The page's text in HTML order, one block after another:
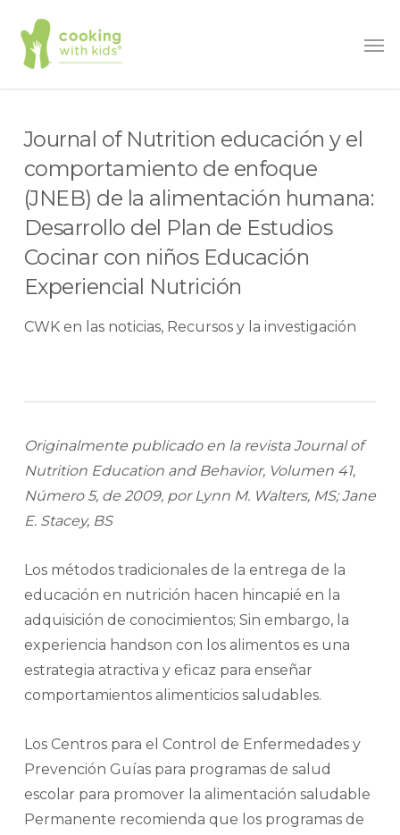
contenido
Journal of Nutrition educación y el
comportamiento de enfoque
(JNEB) de la alimentación humana:
Desarrollo del Plan de Estudios
Cocinar con niños Educación
Experiencial Nutrición
CWK en las noticias, Recursos y la investigación
Originalmente publicado en la revista Journal of
Nutrition Education and Behavior, Volumen 41,
Número 5, de 2009, por Lynn M. Walters, MS; Jane
E. Stacey, BS
Los métodos tradicionales de la entrega de la
educación en nutrición hacen hincapié en la
adquisición de conocimientos; Sin embargo, la
experiencia handson con los alimentos es una
estrategia atractiva y eficaz para enseñar
comportamientos alimenticios saludables.
Los Centros para el Control de Enfermedades y
Prevención Guías para programas de salud
escolar para promover la alimentación saludable
Permanente recomienda que los programas de